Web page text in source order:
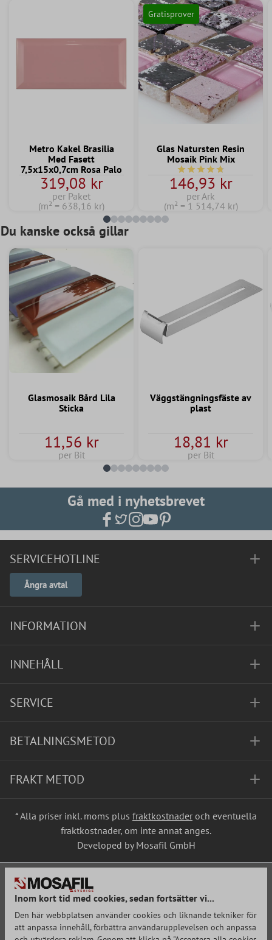
Metro Kakel Brasilia
Med Fasett
7,5x15x0,7cm Rosa Palo
319,08 kr
per Paket
(m² = 638,16 kr)
Gratisprover
Glas Natursten Resin
Mosaik Pink Mix
Genomsnittligt betyg
146,93 kr
per Ark
(m² = 1 514,74 kr)
Du kanske också gillar
Glasmosaik Bård Lila
Sticka
11,56 kr
per Bit
Väggstängningsfäste av
plast
18,81 kr
per Bit
Gå med i nyhetsbrevet
SERVICEHOTLINE
Ångra avtal
INFORMATION
INNEHÅLL
SERVICE
BETALNINGSMETOD
FRAKT METOD
* Alla priser inkl. moms plus fraktkostnader och eventuella
fraktkostnader, om inte annat anges.
Developed by Mosafil GmbH
Inom kort tid med cookies, sedan fortsätter vi...
Den här webbplatsen använder cookies och liknande tekniker för
att anpassa innehåll, förbättra användarupplevelsen och anpassa